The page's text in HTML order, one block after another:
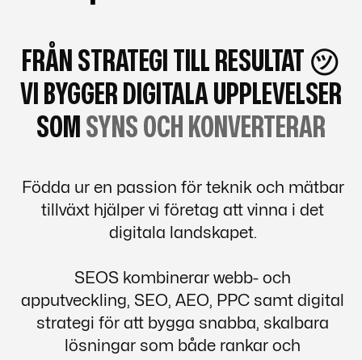
FRÅN STRATEGI TILL RESULTAT ㋡
VI BYGGER DIGITALA UPPLEVELSER
SOM SYNS OCH KONVERTERAR
Födda ur en passion för teknik och mätbar
tillväxt hjälper vi företag att vinna i det
digitala landskapet.
SEOS kombinerar webb- och
apputveckling, SEO, AEO, PPC samt digital
strategi för att bygga snabba, skalbara
lösningar som både rankar och